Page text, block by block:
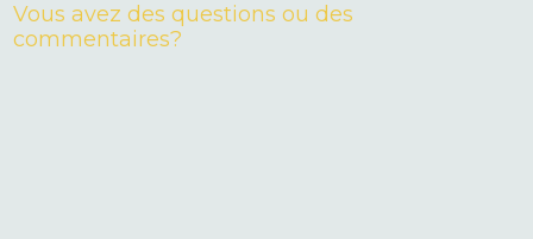
Vous avez des questions ou des
commentaires?